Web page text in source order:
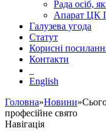
Рада осіб,
Апарат ЦК
Галузева угода
Статут
Корисні
Контакти
English
Головна»Новини
професійне свято
Навігація